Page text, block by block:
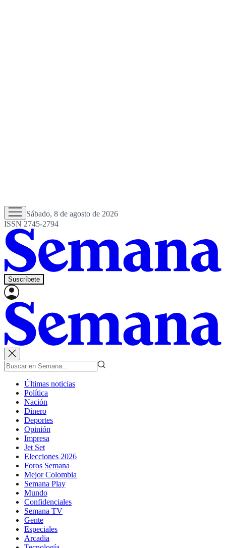
Sábado, 8 de agosto de 2026
ISSN 2745-2794
Suscríbete
Últimas noticias
Política
Nación
Dinero
Deportes
Opinión
Impresa
Jet Set
Elecciones 2026
Foros Semana
Mejor Colombia
Semana Play
Mundo
Confidenciales
Semana TV
Gente
Especiales
Arcadia